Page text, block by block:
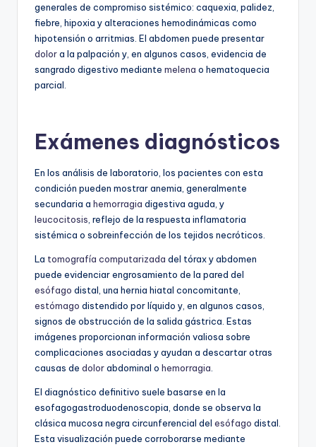
generales de compromiso sistémico: caquexia, palidez,
fiebre, hipoxia y alteraciones hemodinámicas como
hipotensión o arritmias. El abdomen puede presentar
dolora la palpación y, en algunos casos, evidencia de
sangrado digestivo mediante melena o hematoquecia
parcial.
Exámenes diagnósticos
En los análisis de laboratorio, los pacientes con esta
condición pueden mostrar anemia, generalmente
secundaria a hemorragia digestiva aguda, y
leucocitosis , reflejo de la respuesta inflamatoria
sistémica o sobreinfección de los tejidos necróticos.
La tomografía computarizada del tórax y abdomen
puede evidenciar engrosamiento de la pared del
esófago distal, una hernia hiatal concomitante,
estómago distendido por líquido y, en algunos casos,
signos de obstrucción de la salida gástrica. Estas
imágenes proporcionan información valiosa sobre
complicaciones asociadas y ayudan a descartar otras
causas de dolorabdominal o hemorragia
El diagnóstico definitivo suele basarse en la
esofagogastroduodenoscopia, donde se observa la
clásica mucosa negra circunferencial del esófago distal.
Esta visualización puede corroborarse mediante